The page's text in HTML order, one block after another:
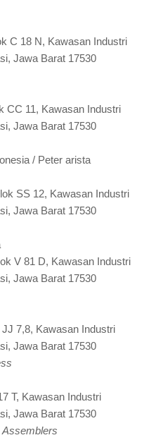
C 18 N, Kawasan Industri
Jawa Barat 17530
CC 11, Kawasan Industri
Jawa Barat 17530
/ Peter arista
SS 12, Kawasan Industri
Jawa Barat 17530
V 81 D, Kawasan Industri
Jawa Barat 17530
7,8, Kawasan Industri
Jawa Barat 17530
T, Kawasan Industri
Jawa Barat 17530